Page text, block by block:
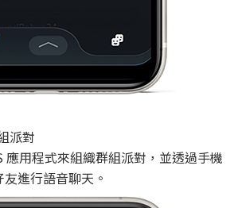
派對
應用程式來組織群組派對，並透過手機
進行語音聊天。